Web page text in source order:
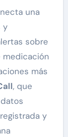
una
y
sobre
medicación
más
, que
y